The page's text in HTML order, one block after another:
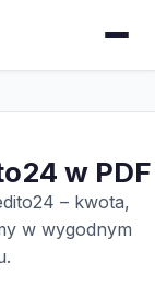
w PDF
– kwota,
w wygodnym